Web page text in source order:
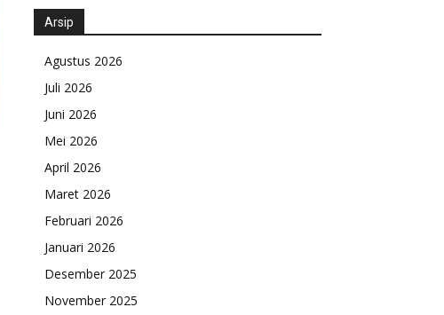
Arsip
Agustus 2026
Juli 2026
Juni 2026
Mei 2026
April 2026
Maret 2026
Februari 2026
Januari 2026
Desember 2025
November 2025